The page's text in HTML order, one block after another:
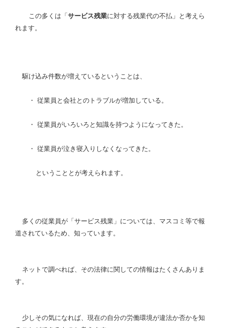
この多くは「 サービス残業に対する残業代の不払」と考えら
れます。
駆け込み件数が増えているということは、
・ 従業員と会社とのトラブルが増加している。
・ 従業員がいろいろと知識を持つようになってきた。
・ 従業員が泣き寝入りしなくなってきた。
ということとが考えられます。
多くの従業員が「サービス残業」については、マスコミ等で報
道されているため、知っています。
ネットで調べれば、その法律に関しての情報はたくさんありま
す。
少しその気になれば、現在の自分の労働環境が違法か否かを知